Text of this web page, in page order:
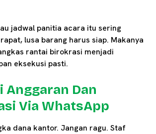
jadwal panitia acara itu sering
lusa barang harus siap. Makanya
rantai birokrasi menjadi
eksekusi pasti.
Anggaran Dan
Via WhatsApp
dana kantor. Jangan ragu. Staf